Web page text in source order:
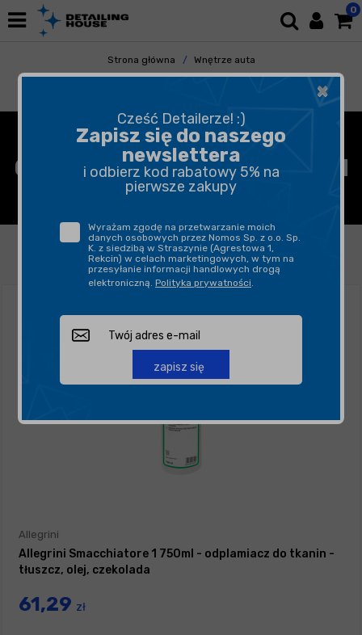
0
Strona główna
Wnętrze auta
Tapicerka i Dywaniki
CZYSZCZENIE MIEJSCOWE,
ODPLAMIACZE DO TAPICERKI
SAMOCHODOWEJ
FILTROWANIE SORTUJ
Allegrini
Allegrini Smacchiatore 1 750ml - odplamiacz do tkanin -
tłuszcz, olej, czekolada
61,29 zł
×
Cześć Detailerze! :)
Zapisz się do naszego
newslettera
i odbierz kod rabatowy 5% na
pierwsze zakupy
Wyrażam zgodę na przetwarzanie moich
danych osobowych przez Nomos Sp. z o.o. Sp.
K. z siedzibą w Straszynie (Agrestowa 1,
Rekcin) w celach marketingowych, w tym na
przesyłanie informacji handlowych drogą
elektroniczną. Polityka prywatności.
zapisz się